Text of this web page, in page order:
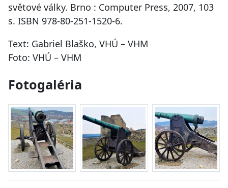
světové války. Brno : Computer Press, 2007, 103
s. ISBN 978-80-251-1520-6.
Text: Gabriel Blaško, VHÚ – VHM
Foto: VHÚ – VHM
Fotogaléria